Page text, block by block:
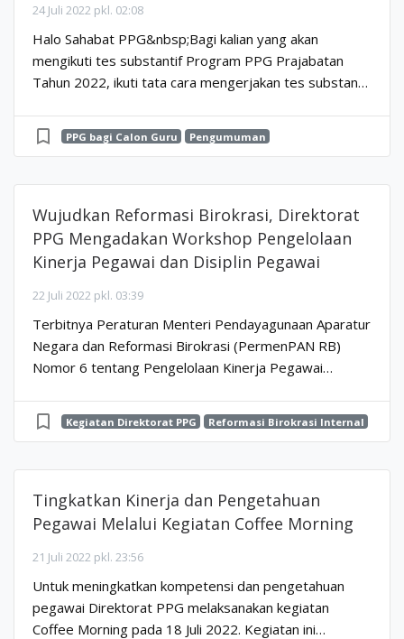
24 Juli 2022 pkl. 02:08
Halo Sahabat PPG&nbsp;Bagi kalian yang akan
mengikuti tes substantif Program PPG Prajabatan
Tahun 2022, ikuti tata cara mengerjakan tes substantif
https://bit.ly/PanduanTesSubstantifPPG...
bookmark_border PPG bagi Calon Guru Pengumuman
Wujudkan Reformasi Birokrasi, Direktorat
PPG Mengadakan Workshop Pengelolaan
Kinerja Pegawai dan Disiplin Pegawai
22 Juli 2022 pkl. 03:39
Terbitnya Peraturan Menteri Pendayagunaan Aparatur
Negara dan Reformasi Birokrasi (PermenPAN RB)
Nomor 6 tentang Pengelolaan Kinerja Pegawai
Nomor 7 tentan...
bookmark_border Kegiatan Direktorat PPG Reformasi Birokrasi Internal
Tingkatkan Kinerja dan Pengetahuan
Pegawai Melalui Kegiatan Coffee Morning
21 Juli 2022 pkl. 23:56
Untuk meningkatkan kompetensi dan pengetahuan
pegawai Direktorat PPG melaksanakan kegiatan
Coffee Morning pada 18 Juli 2022. Kegiatan ini